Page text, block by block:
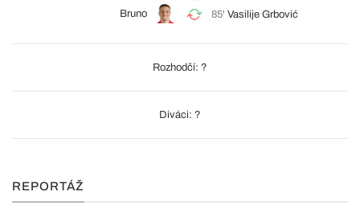
Bruno 85' Vasilije Grbović
Rozhodčí: ?
Diváci: ?
REPORTÁŽ